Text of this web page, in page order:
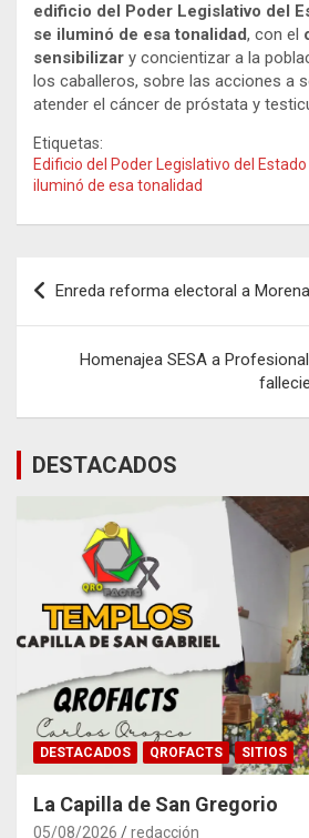
edificio del Poder Legislativo del
se iluminó de esa tonalidad, con el
sensibilizar y concientizar a la
los caballeros, sobre las acciones a
atender el cáncer de próstata y
Etiquetas:
Edificio del Poder Legislativo del
iluminó de esa tonalidad
Navegación
de
entradas
Enreda reforma electoral a
Homenajea SESA a
DESTACADOS
DESTACADOS QROFACTS SITIOS
La Capilla de San Gregorio
05/08/2026 redacción